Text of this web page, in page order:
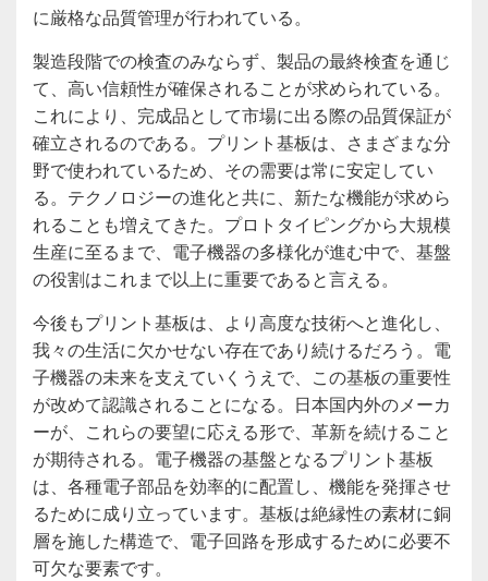
に厳格な品質管理が行われている。
製造段階での検査のみならず、製品の最終検査を通じ
て、高い信頼性が確保されることが求められている。
これにより、完成品として市場に出る際の品質保証が
確立されるのである。プリント基板は、さまざまな分
野で使われているため、その需要は常に安定してい
る。テクノロジーの進化と共に、新たな機能が求めら
れることも増えてきた。プロトタイピングから大規模
生産に至るまで、電子機器の多様化が進む中で、基盤
の役割はこれまで以上に重要であると言える。
今後もプリント基板は、より高度な技術へと進化し、
我々の生活に欠かせない存在であり続けるだろう。電
子機器の未来を支えていくうえで、この基板の重要性
が改めて認識されることになる。日本国内外のメーカ
ーが、これらの要望に応える形で、革新を続けること
が期待される。電子機器の基盤となるプリント基板
は、各種電子部品を効率的に配置し、機能を発揮させ
るために成り立っています。基板は絶縁性の素材に銅
層を施した構造で、電子回路を形成するために必要不
可欠な要素です。